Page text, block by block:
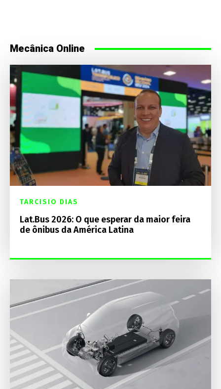
Mecânica Online
TARCISIO DIAS
Lat.Bus 2026: O que esperar da maior feira
de ônibus da América Latina